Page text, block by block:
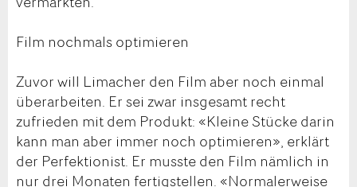
Film nochmals optimieren
Zuvor will Limacher den Film aber noch einmal
überarbeiten. Er sei zwar insgesamt recht
zufrieden mit dem Produkt: «Kleine Stücke darin
kann man aber immer noch optimieren», erklärt
der Perfektionist. Er musste den Film nämlich in
nur drei Monaten fertigstellen. «Normalerweise